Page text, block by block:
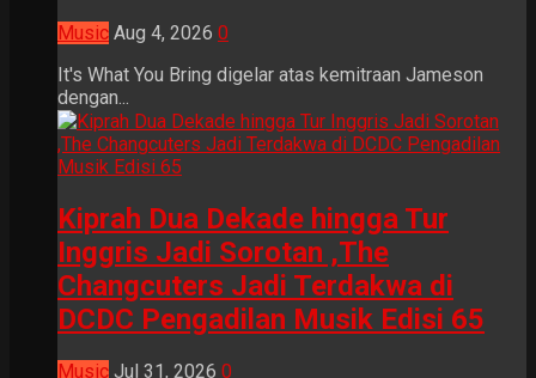
Music Aug 4, 2026 0
It's What You Bring digelar atas kemitraan Jameson
dengan...
Kiprah Dua Dekade hingga Tur
Inggris Jadi Sorotan ,The
Changcuters Jadi Terdakwa di
DCDC Pengadilan Musik Edisi 65
Music Jul 31, 2026 0